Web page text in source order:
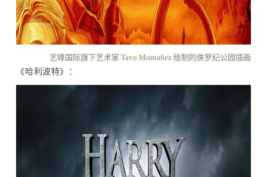
艺峰国际旗下艺术家 Tavo Montañez 绘制的侏罗纪公园插画
《哈利波特》：